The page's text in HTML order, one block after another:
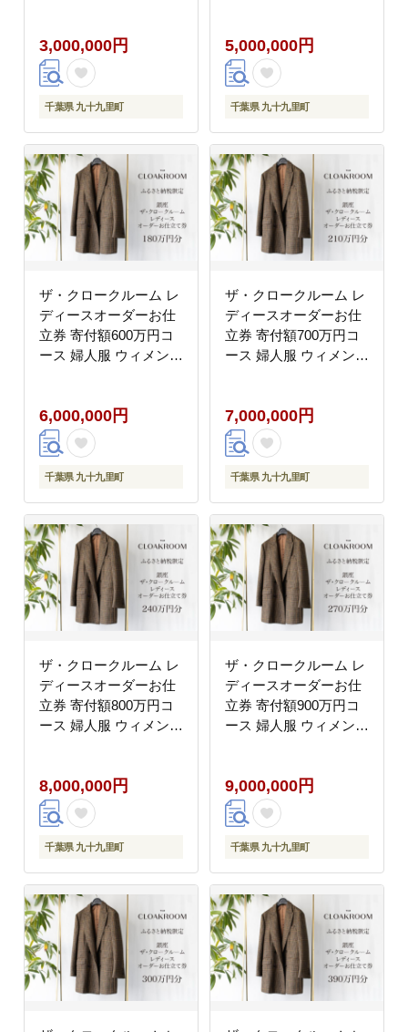
立券 ギフト 贈り物 九
十九里町 千葉県
3,000,000円
千葉県 九十九里町
立券 ギフト 贈り物 九
十九里町 千葉県
5,000,000円
千葉県 九十九里町
ザ・クロークルーム レ
ディースオーダーお仕
立券 寄付額600万円コ
ース 婦人服 ウィメンズ
立券 ギフト 贈り物 九
十九里町 千葉県
6,000,000円
千葉県 九十九里町
ザ・クロークルーム レ
ディースオーダーお仕
立券 寄付額700万円コ
ース 婦人服 ウィメンズ
立券 ギフト 贈り物 九
十九里町 千葉県
7,000,000円
千葉県 九十九里町
ザ・クロークルーム レ
ディースオーダーお仕
立券 寄付額800万円コ
ース 婦人服 ウィメンズ
立券 ギフト 贈り物 九
十九里町 千葉県
8,000,000円
千葉県 九十九里町
ザ・クロークルーム レ
ディースオーダーお仕
立券 寄付額900万円コ
ース 婦人服 ウィメンズ
立券 ギフト 贈り物 九
十九里町 千葉県
9,000,000円
千葉県 九十九里町